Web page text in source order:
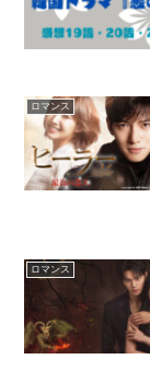
ロマンス
ロマンス